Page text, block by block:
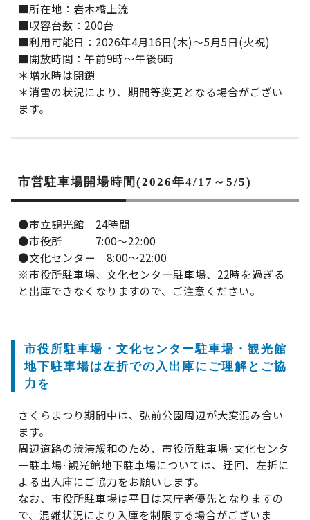
■所在地：岩木橋上流
■収容台数：200台
■利用可能日：2026年4月16日(木)～5月5日(火祝)
■開放時間：午前9時～午後6時
＊増水時は閉鎖
＊消雪の状況により、期間等変更となる場合がござい
ます。
市営駐車場開場時間(2026年4/17～5/5)
●市立観光館 24時間
●市役所 7:00～22:00
●文化センター 8:00～22:00
※市役所駐車場、文化センター駐車場、22時を過ぎる
と出庫できなくなりますので、ご注意ください。
市役所駐車場・文化センター駐車場・観光館
地下駐車場は左折での入出庫にご理解とご協
力を
さくらまつり期間中は、弘前公園周辺が大変混み合い
ます。
周辺道路の渋滞緩和のため、市役所駐車場·文化センタ
ー駐車場·観光館地下駐車場については、迂回、左折に
よる出入庫にご協力をお願いします。
なお、市役所駐車場は平日は来庁者優先となりますの
で、混雑状況により入庫を制限する場合がございま